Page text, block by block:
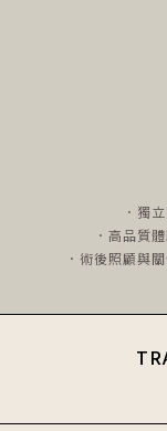
．獨
．高品質
．術後照顧與